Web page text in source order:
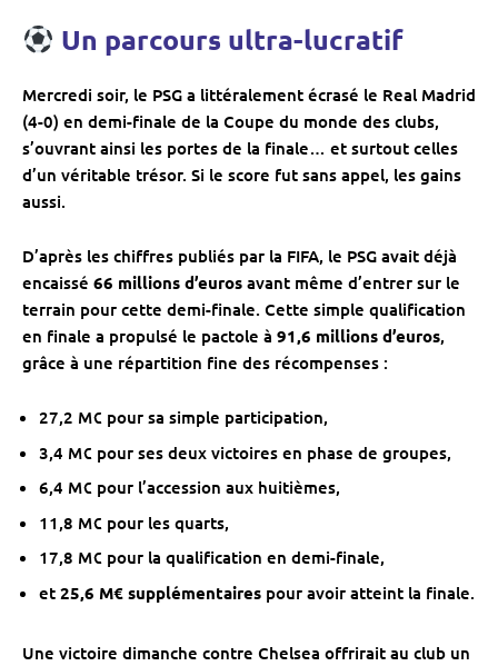
Un parcours ultra-lucratif
Mercredi soir, le PSG a littéralement écrasé le Real Madrid
(4-0) en demi-finale de la Coupe du monde des clubs,
s’ouvrant ainsi les portes de la finale… et surtout celles
d’un véritable trésor. Si le score fut sans appel, les gains
aussi.
D’après les chiffres publiés par la FIFA, le PSG avait déjà
encaissé 66 millions d’euros avant même d’entrer sur le
terrain pour cette demi-finale. Cette simple qualification
en finale a propulsé le pactole à 91,6 millions d’euros,
grâce à une répartition fine des récompenses :
27,2 M€ pour sa simple participation,
3,4 M€ pour ses deux victoires en phase de groupes,
6,4 M€ pour l’accession aux huitièmes,
11,8 M€ pour les quarts,
17,8 M€ pour la qualification en demi-finale,
et 25,6 M€ supplémentaires pour avoir atteint la finale.
Une victoire dimanche contre Chelsea offrirait au club un